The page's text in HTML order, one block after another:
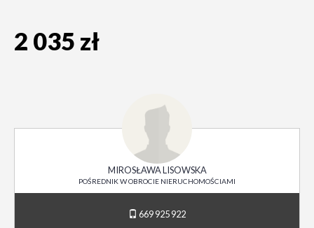
2 035 zł
MIROSŁAWA LISOWSKA
POŚREDNIK W OBROCIE NIERUCHOMOŚCIAMI
669 925 922